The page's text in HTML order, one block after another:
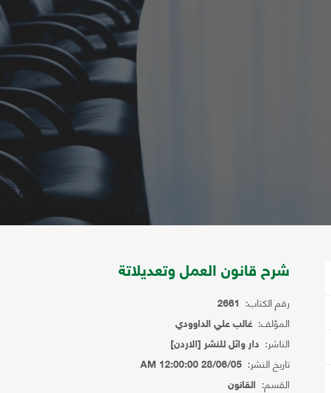
شرح قانون العمل وتعديلاتة
رقم الكتاب: 2661
المؤلف: غالب علي الداوودي
الناشر: دار وائل للنشر [الاردن]
تاريخ النشر: 28/06/05 12:00:00 AM
القسم: القانون